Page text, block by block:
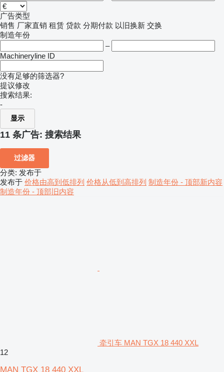
广告类型
销售 厂家直销 租赁 贷款 分期付款 以旧换新 交换
制造年份
–
Machineryline ID
没有足够的筛选器?
提议修改
搜索结果:
-
显示
11 条广告: 搜索结果
过滤器
分类: 发布于
发布于 价格由高到低排列 价格从低到高排列 制造年份 - 顶部新内容
制造年份 - 顶部旧内容
牵引车 MAN TGX 18 440 XXL
12
MAN TGX 18 440 XXL